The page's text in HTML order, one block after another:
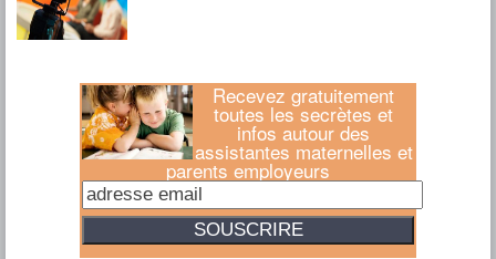
Recevez gratuitement
toutes les secrètes et
infos autour des
assistantes maternelles et
parents employeurs